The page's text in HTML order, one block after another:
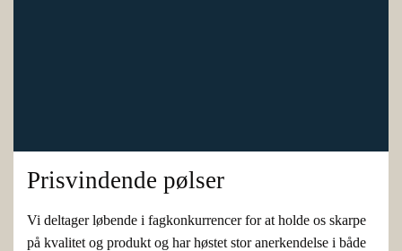
Prisvindende pølser
Vi deltager løbende i fagkonkurrencer for at holde os skarpe
på kvalitet og produkt og har høstet stor anerkendelse i både